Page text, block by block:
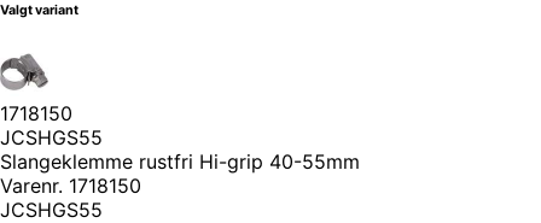
Valgt variant
1718150
JCSHGS55
Slangeklemme rustfri Hi-grip 40-55mm
Varenr. 1718150
JCSHGS55